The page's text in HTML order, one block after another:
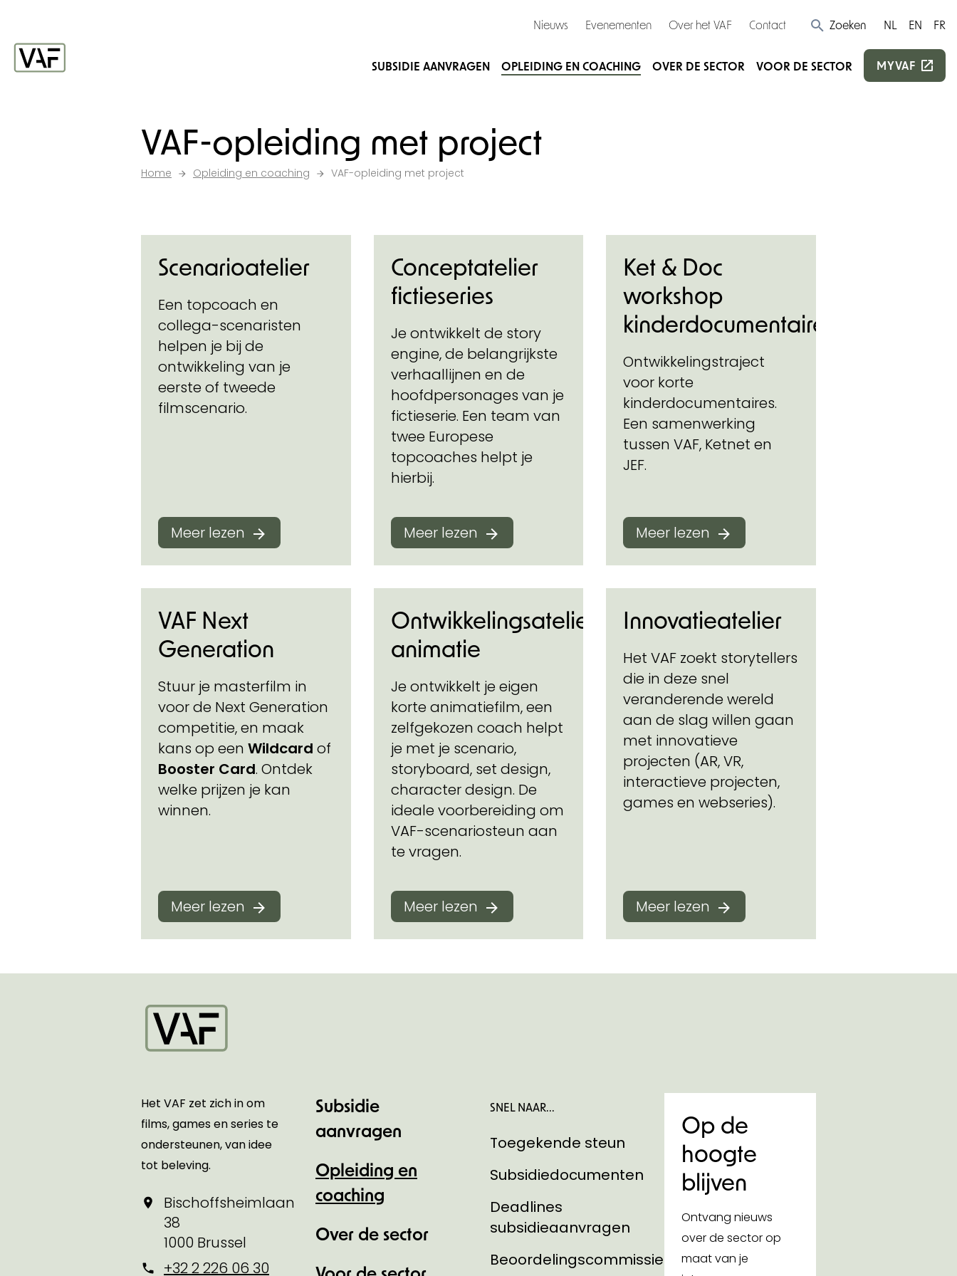
Nieuws Evenementen Over het VAF Contact Zoeken NL EN FR
SUBSIDIE AANVRAGEN OPLEIDING EN COACHING OVER DE SECTOR VOOR DE SECTOR MYVAF
VAF-opleiding met project
Home Opleiding en coaching VAF-opleiding met project
Scenarioatelier
Een topcoach en
collega-scenaristen
helpen je bij de
ontwikkeling van je
eerste of tweede
filmscenario.
Meer lezen
Conceptatelier
fictieseries
Je ontwikkelt de story
engine, de belangrijkste
verhaallijnen en de
hoofdpersonages van je
fictieserie. Een team van
twee Europese
topcoaches helpt je
hierbij.
Meer lezen
Ket & Doc
workshop
kinderdocumentaire
Ontwikkelingstraject
voor korte
kinderdocumentaires.
Een samenwerking
tussen VAF, Ketnet en
JEF.
Meer lezen
VAF Next
Generation
Stuur je masterfilm in
voor de Next Generation
competitie, en maak
kans op een Wildcard of
Booster Card. Ontdek
welke prijzen je kan
winnen.
Meer lezen
Ontwikkelingsatelier
animatie
Je ontwikkelt je eigen
korte animatiefilm, een
zelfgekozen coach helpt
je met je scenario,
storyboard, set design,
character design. De
ideale voorbereiding om
VAF-scenariosteun aan
te vragen.
Meer lezen
Innovatieatelier
Het VAF zoekt storytellers
die in deze snel
veranderende wereld
aan de slag willen gaan
met innovatieve
projecten (AR, VR,
interactieve projecten,
games en webseries).
Meer lezen
Het VAF zet zich in om
films, games en series te
ondersteunen, van idee
tot beleving.
Bischoffsheimlaan
38
1000 Brussel
+32 2 226 06 30
Subsidie
aanvragen
Opleiding en
coaching
Over de sector
SNEL NAAR...
Toegekende steun
Subsidiedocumenten
Deadlines
subsidieaanvragen
Beoordelingscommissies
Op de
hoogte
blijven
Ontvang nieuws
over de sector op
maat van je